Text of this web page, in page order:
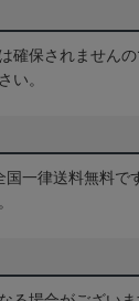
確保されません
い。
一律送料無料で